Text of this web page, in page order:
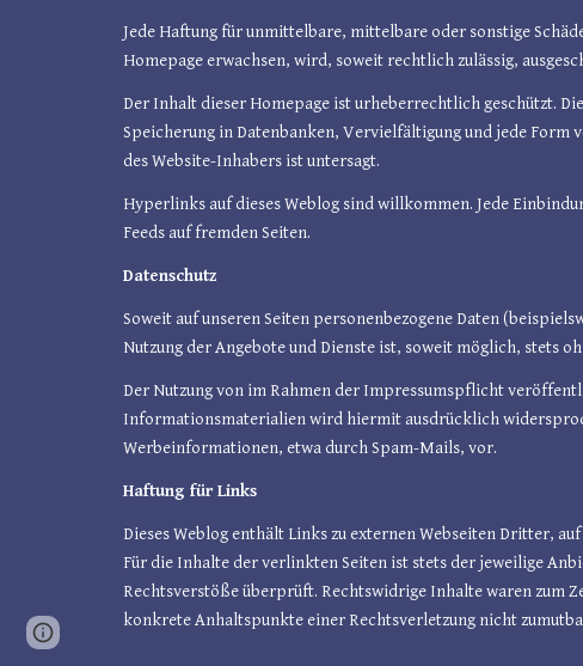
Jede Haftung für unmittelbare, mittelbare oder sonstige
Homepage erwachsen, wird, soweit rechtlich zulässig,
Der Inhalt dieser Homepage ist urheberrechtlich geschützt.
Speicherung in Datenbanken, Vervielfältigung und jede Form
des Website-Inhabers ist untersagt.
Hyperlinks auf dieses Weblog sind willkommen. Jede
Feeds auf fremden Seiten.
Datenschutz
Soweit auf unseren Seiten personenbezogene Daten
Nutzung der Angebote und Dienste ist, soweit möglich, stets
Der Nutzung von im Rahmen der Impressumspflicht
Informationsmaterialien wird hiermit ausdrücklich
Werbeinformationen, etwa durch Spam-Mails, vor.
Haftung für Links
Dieses Weblog enthält Links zu externen Webseiten Dritter,
Für die Inhalte der verlinkten Seiten ist stets der jeweilige
Rechtsverstöße überprüft. Rechtswidrige Inhalte waren
konkrete Anhaltspunkte einer Rechtsverletzung nicht
Report abuse